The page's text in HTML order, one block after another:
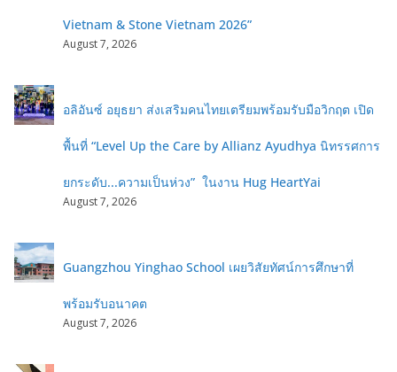
Vietnam & Stone Vietnam 2026”
August 7, 2026
อลิอันซ์ อยุธยา ส่งเสริมคนไทยเตรียมพร้อมรับมือวิกฤต เปิด
พื้นที่ “Level Up the Care by Allianz Ayudhya นิทรรศการ
ยกระดับ...ความเป็นห่วง” ในงาน Hug HeartYai
August 7, 2026
Guangzhou Yinghao School เผยวิสัยทัศน์การศึกษาที่
พร้อมรับอนาคต
August 7, 2026